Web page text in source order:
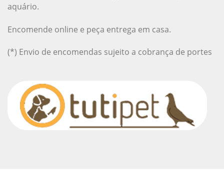
aquário.
Encomende online e peça entrega em casa.
(*) Envio de encomendas sujeito a cobrança de portes